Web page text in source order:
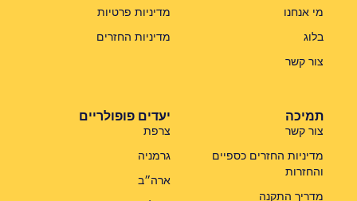
מי אנחנו
בלוג
צור קשר
מדיניות פרטיות
מדיניות החזרים
תמיכה
צור קשר
מדיניות החזרים כספיים
והחזרות
מדריך התקנה
יעדים פופולריים
צרפת
גרמניה
ארה״ב